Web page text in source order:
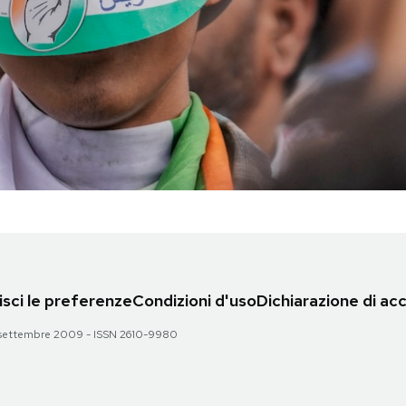
le preferenzeCondizioni d'usoDichiarazione di
2009 - ISSN 2610-9980